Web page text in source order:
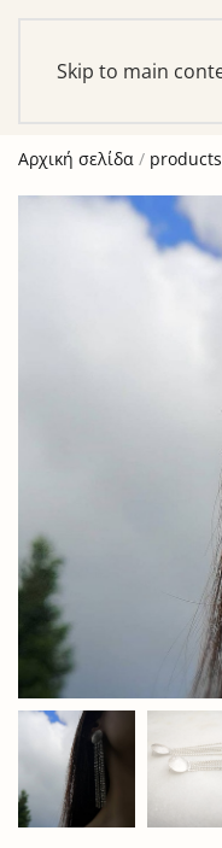
ελέγχου — καμία
Skip to main
Αρχική σελίδα / products